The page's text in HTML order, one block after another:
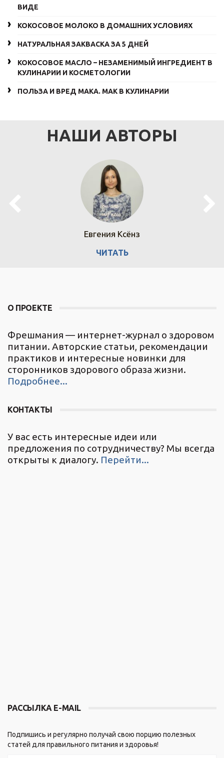
ВИДЕ
КОКОСОВОЕ МОЛОКО В ДОМАШНИХ УСЛОВИЯХ
НАТУРАЛЬНАЯ ЗАКВАСКА ЗА 5 ДНЕЙ
КОКОСОВОЕ МАСЛО – НЕЗАМЕНИМЫЙ ИНГРЕДИЕНТ В
КУЛИНАРИИ И КОСМЕТОЛОГИИ
ПОЛЬЗА И ВРЕД МАКА. МАК В КУЛИНАРИИ
НАШИ АВТОРЫ
Евгения Ксёнз
ЧИТАТЬ
О ПРОЕКТЕ
Фрешмания — интернет-журнал о здоровом
питании. Авторские статьи, рекомендации
практиков и интересные новинки для
сторонников здорового образа жизни.
Подробнее...
КОНТАКТЫ
У вас есть интересные идеи или
предложения по сотрудничеству? Мы всегда
открыты к диалогу. Перейти...
РАССЫЛКА E-MAIL
Подпишись и регулярно получай свою порцию полезных
статей для правильного питания и здоровья!